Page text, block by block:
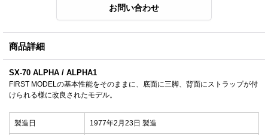
商品詳細
SX-70 ALPHA / ALPHA1
FIRST MODELの基本性能をそのままに、底面に三脚、背面にストラップが付
けられる様に改良されたモデル。
製造日 1977年2月23日 製造